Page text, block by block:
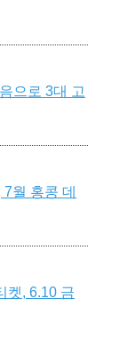
으로 3대 고
월 홍콩 데
켓, 6.10 금